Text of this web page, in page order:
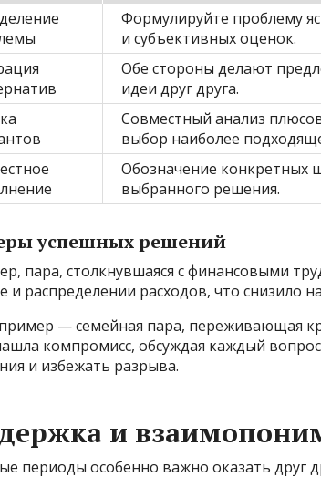
Формулируйте проблему
и субъективных оценок.
Обе стороны делают
идеи друг друга.
Совместный анализ
выбор наиболее
Обозначение конкретных
выбранного решения.
успешных решений
пара, столкнувшаяся с финансовыми
и распределении расходов, что снизило
— семейная пара, переживающая
компромисс, обсуждая каждый
и избежать разрыва.
и
периоды особенно важно оказать друг